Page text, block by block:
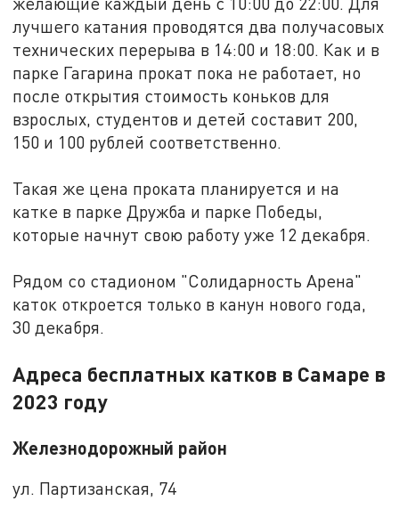
лучшего катания проводятся два получасовых
технических перерыва в 14:00 и 18:00. Как и в
парке Гагарина прокат пока не работает, но
после открытия стоимость коньков для
взрослых, студентов и детей составит 200,
150 и 100 рублей соответственно.
Такая же цена проката планируется и на
катке в парке Дружба и парке Победы,
которые начнут свою работу уже 12 декабря.
Рядом со стадионом "Солидарность Арена"
каток откроется только в канун нового года,
30 декабря.
Адреса бесплатных катков в Самаре в
2023 году
Железнодорожный район
ул. Партизанская, 74